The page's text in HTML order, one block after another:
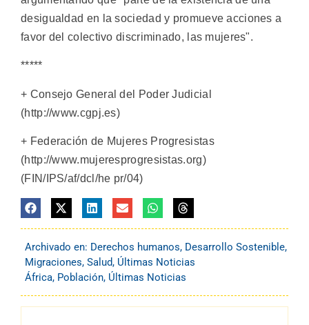
desigualdad en la sociedad y promueve acciones a
favor del colectivo discriminado, las mujeres".
*****
+ Consejo General del Poder Judicial
(http://www.cgpj.es)
+ Federación de Mujeres Progresistas
(http://www.mujeresprogresistas.org)
(FIN/IPS/af/dcl/he pr/04)
Archivado en: Derechos humanos, Desarrollo Sostenible,
Migraciones, Salud, Últimas Noticias
África, Población, Últimas Noticias